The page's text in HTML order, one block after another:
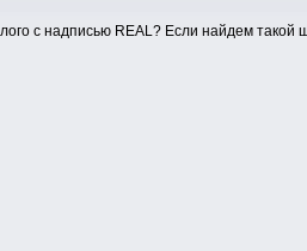
с надписью REAL? Если найдем